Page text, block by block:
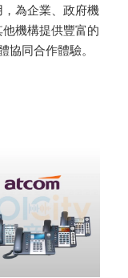
為企業、政府機
機構提供豐富的
協同合作體驗。